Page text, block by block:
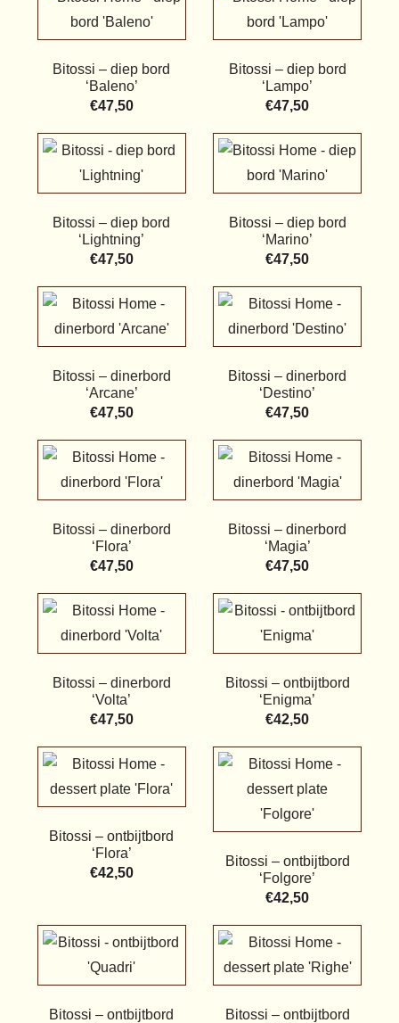
Bitossi – diep bord
‘Baleno’
€47,50
Bitossi – diep bord
‘Lampo’
€47,50
Bitossi – diep bord
‘Lightning’
€47,50
Bitossi – diep bord
‘Marino’
€47,50
Bitossi – dinerbord
‘Arcane’
€47,50
Bitossi – dinerbord
‘Destino’
€47,50
Bitossi – dinerbord
‘Flora’
€47,50
Bitossi – dinerbord
‘Magia’
€47,50
Bitossi – dinerbord
‘Volta’
€47,50
Bitossi – ontbijtbord
‘Enigma’
€42,50
Bitossi – ontbijtbord
‘Flora’
€42,50
Bitossi – ontbijtbord
‘Folgore’
€42,50
Bitossi – ontbijtbord
Bitossi – ontbijtbord